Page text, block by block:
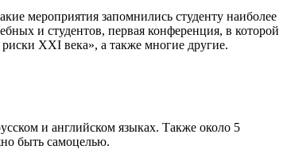
мероприятия запомнились студенту наиболее
и студентов, первая конференция, в которой
XXI века», а также многие другие.
и английском языках. Также около 5
быть самоцелью.